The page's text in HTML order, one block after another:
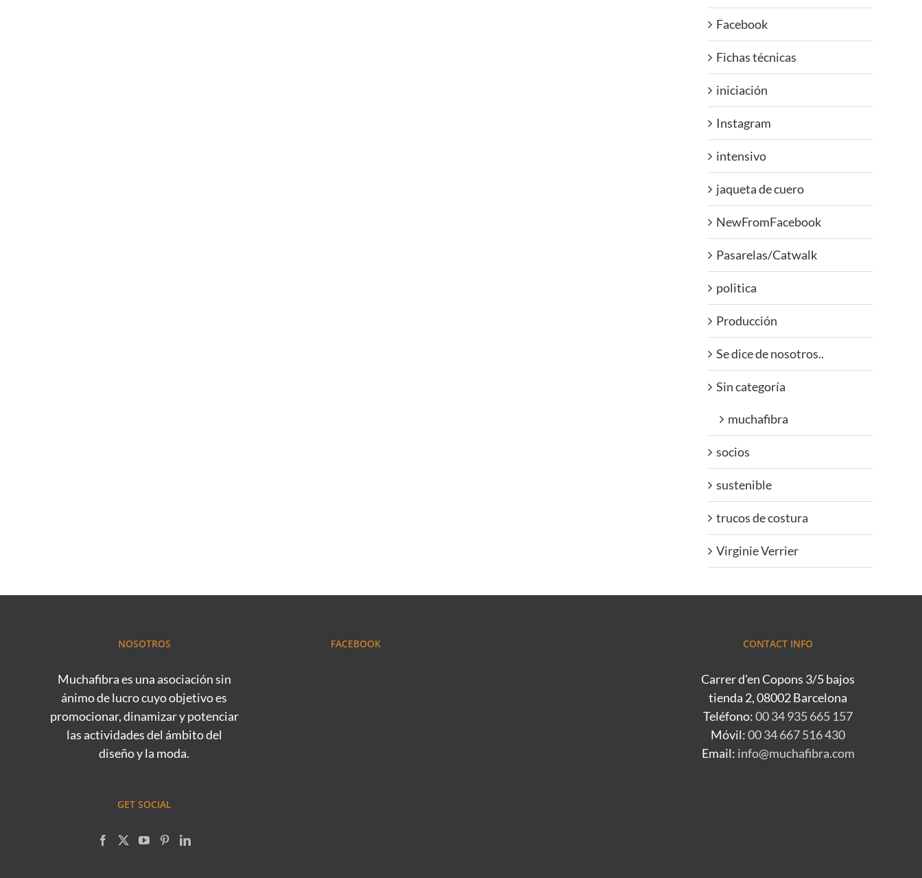
Facebook
Fichas técnicas
iniciación
Instagram
intensivo
jaqueta de cuero
NewFromFacebook
Pasarelas/Catwalk
politica
Producción
Se dice de nosotros..
Sin categoría
muchafibra
socios
sustenible
trucos de costura
Virginie Verrier
NOSOTROS
Muchafibra es una asociación sin
ánimo de lucro cuyo objetivo es
promocionar, dinamizar y potenciar
las actividades del ámbito del
diseño y la moda.
GET SOCIAL
FACEBOOK CONTACT INFO
Carrer d'en Copons 3/5 bajos
tienda 2, 08002 Barcelona
Teléfono:00 34 935 665 157
Móvil:00 34 667 516 430
Email: info@muchafibra.com